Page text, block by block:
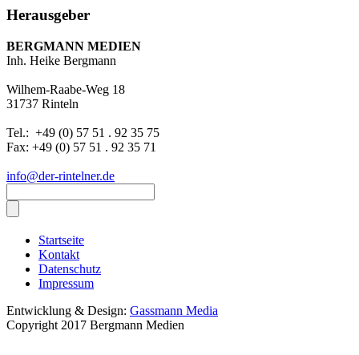
Herausgeber
BERGMANN MEDIEN
Inh. Heike Bergmann
Wilhem-Raabe-Weg 18
31737 Rinteln
Tel.: +49 (0) 57 51 . 92 35 75
Fax: +49 (0) 57 51 . 92 35 71
info@der-rintelner.de
Startseite
Kontakt
Datenschutz
Impressum
Entwicklung & Design: Gassmann Media
Copyright 2017 Bergmann Medien